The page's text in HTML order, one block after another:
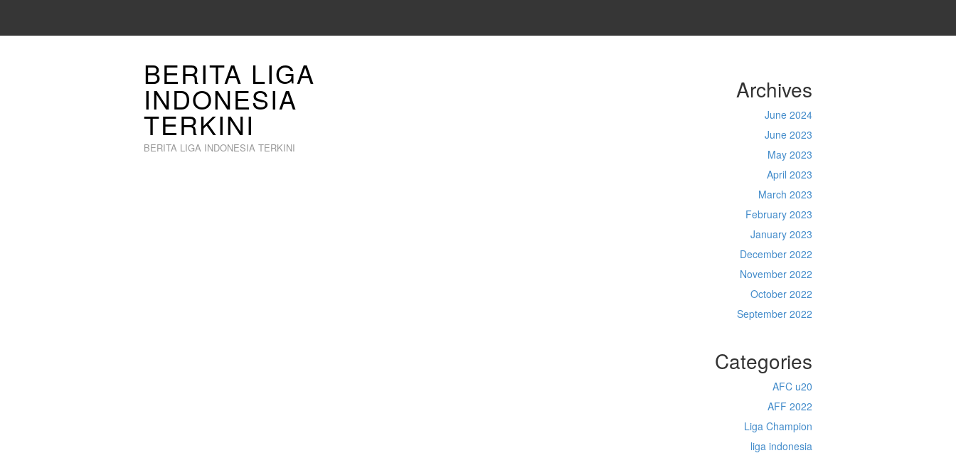
BERITA LIGA
INDONESIA
TERKINI
BERITA LIGA INDONESIA TERKINI
Archives
June 2024
June 2023
May 2023
April 2023
March 2023
February 2023
January 2023
December 2022
November 2022
October 2022
September 2022
Categories
AFC u20
AFF 2022
Liga Champion
liga indonesia